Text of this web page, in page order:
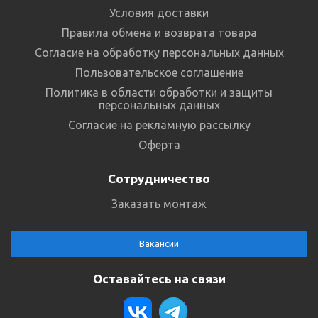
Условия доставки
Правила обмена и возврата товара
Согласие на обработку персональных данных
Пользовательское соглашение
Политика в области обработки и защиты
персональных данных
Согласие на рекламную рассылку
Оферта
Сотрудничество
Заказать монтаж
Вакансии
Оставайтесь на связи